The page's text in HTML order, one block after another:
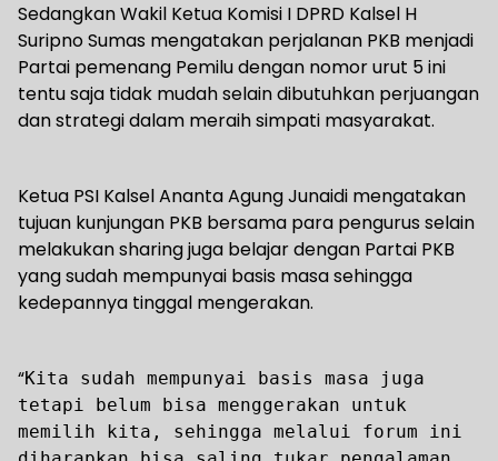
Sedangkan Wakil Ketua Komisi I DPRD Kalsel H
Suripno Sumas mengatakan perjalanan PKB menjadi
Partai pemenang Pemilu dengan nomor urut 5 ini
tentu saja tidak mudah selain dibutuhkan perjuangan
dan strategi dalam meraih simpati masyarakat.
Ketua PSI Kalsel Ananta Agung Junaidi mengatakan
tujuan kunjungan PKB bersama para pengurus selain
melakukan sharing juga belajar dengan Partai PKB
yang sudah mempunyai basis masa sehingga
kedepannya tinggal mengerakan.
“Kita sudah mempunyai basis masa juga
tetapi belum bisa menggerakan untuk
memilih kita, sehingga melalui forum ini